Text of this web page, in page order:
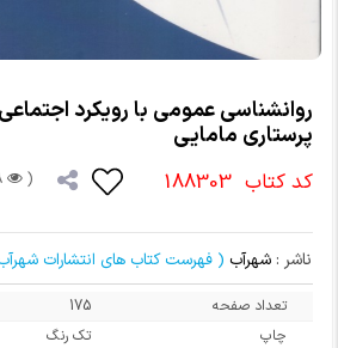
روانشناسی عمومی با رویکرد
پرستاری مامایی
کد کتاب 188303
(
ناشر : شهرآب ( فهرست کتاب های انتشارات
تعداد صفحه
175
چاپ
تک رنگ